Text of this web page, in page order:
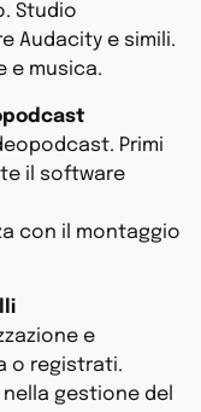
Studio
Audacity e simili.
e musica.
Primi
il software
con il montaggio
e
o registrati.
gestione del